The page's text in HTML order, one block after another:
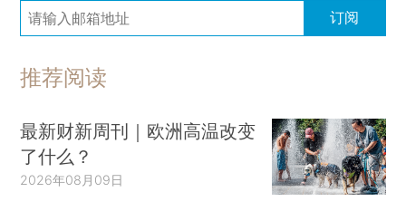
订阅
推荐阅读
最新财新周刊｜欧洲高温改变
了什么？
2026年08月09日